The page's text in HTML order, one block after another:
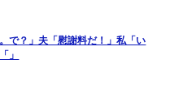
で？」夫「慰謝料だ！」私「い
」